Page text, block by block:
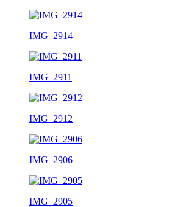
IMG_2914
IMG_2911
IMG_2912
IMG_2906
IMG_2905